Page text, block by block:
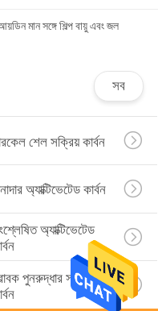
মান সঙ্গে শিল্প বায়ু এবং জল
সব
শেল সক্রিয় কার্বন
অ্যাক্টিভেটেড কার্বন
অ্যাক্টিভেটেড
পুনরুদ্ধার সক্রিয়